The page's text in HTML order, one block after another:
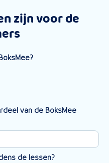
zijn voor de
van de BoksMee
de lessen?